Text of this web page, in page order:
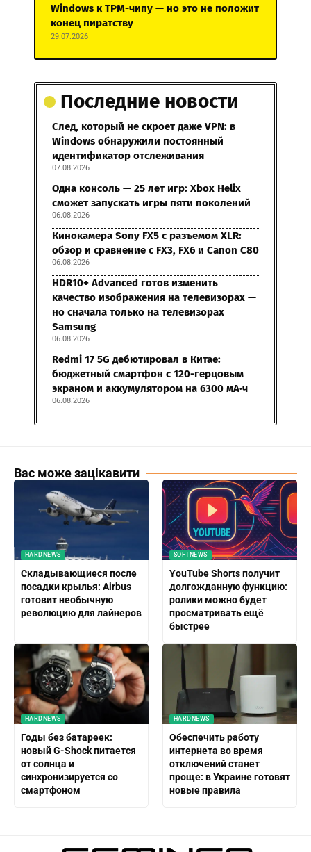
Windows к TPM-чипу — но это не положит
конец пиратству
29.07.2026
Последние новости
След, который не скроет даже VPN: в
Windows обнаружили постоянный
идентификатор отслеживания
07.08.2026
Одна консоль — 25 лет игр: Xbox Helix
сможет запускать игры пяти поколений
06.08.2026
Кинокамера Sony FX5 с разъемом XLR:
обзор и сравнение с FX3, FX6 и Canon C80
06.08.2026
HDR10+ Advanced готов изменить
качество изображения на телевизорах —
но сначала только на телевизорах
Samsung
06.08.2026
Redmi 17 5G дебютировал в Китае:
бюджетный смартфон с 120-герцовым
экраном и аккумулятором на 6300 мА·ч
06.08.2026
Вас може зацікавити
HARDNEWS
Складывающиеся после
посадки крылья: Airbus
готовит необычную
революцию для лайнеров
SOFTNEWS
YouTube Shorts получит
долгожданную функцию:
ролики можно будет
просматривать ещё
быстрее
HARDNEWS
Годы без батареек:
новый G-Shock питается
от солнца и
синхронизируется со
смартфоном
HARDNEWS
Обеспечить работу
интернета во время
отключений станет
проще: в Украине готовят
новые правила